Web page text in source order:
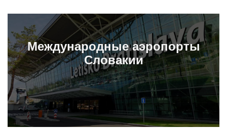
Международныеаэропорты
Словакии